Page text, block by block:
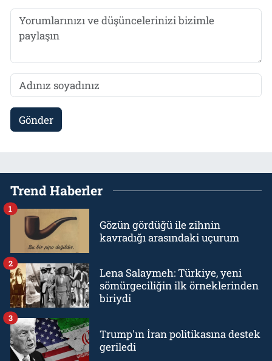
Gönder
Trend Haberler
Gözün gördüğü ile zihnin
kavradığı arasındaki uçurum
1
Lena Salaymeh: Türkiye, yeni
sömürgeciliğin ilk örneklerinden
biriydi
2
Trump'ın İran politikasına destek
geriledi
3